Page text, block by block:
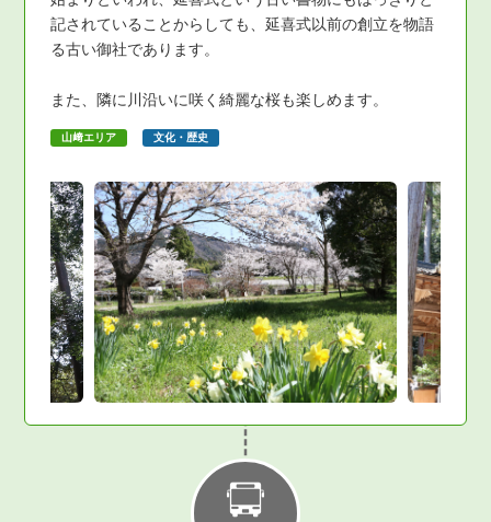
記されていることからしても、延喜式以前の創立を物語
る古い御社であります。
また、隣に川沿いに咲く綺麗な桜も楽しめます。
山﨑エリア 文化・歴史